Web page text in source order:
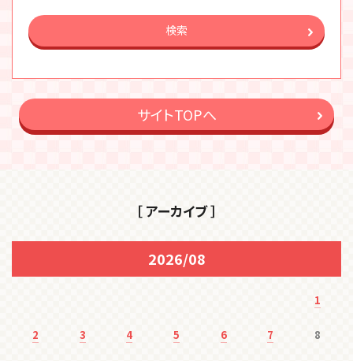
検索
サイトTOPへ
［ アーカイブ ］
2026/08
1
2 3 4 5 6 7 8